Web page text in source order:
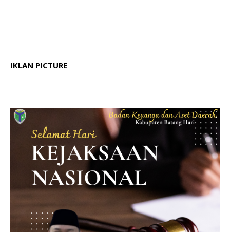
IKLAN PICTURE